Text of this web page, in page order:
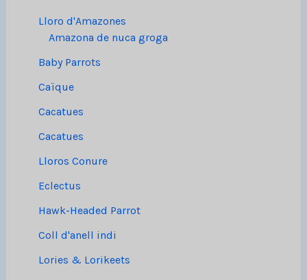
Lloro d'Amazones
Amazona de nuca groga
Baby Parrots
Caïque
Cacatues
Cacatues
Lloros Conure
Eclectus
Hawk-Headed Parrot
Coll d'anell indi
Lories & Lorikeets